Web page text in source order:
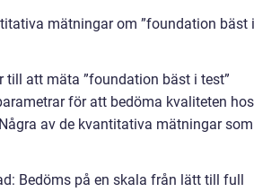
mätningar om ”foundation bäst i
till att mäta ”foundation bäst i test”
för att bedöma kvaliteten hos
av de kvantitativa mätningar som
Bedöms på en skala från lätt till full